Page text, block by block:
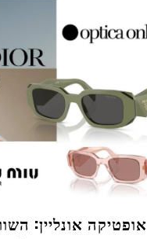
אופטיקה אונליין: